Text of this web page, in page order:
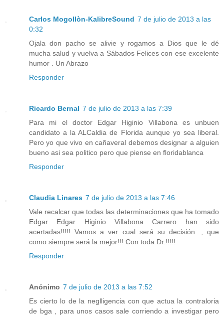
Carlos Mogollòn-KalibreSound 7 de julio de 2013 a las
0:32
Ojala don pacho se alivie y rogamos a Dios que le dé
mucha salud y vuelva a Sábados Felices con ese excelente
humor . Un Abrazo
Responder
Ricardo Bernal 7 de julio de 2013 a las 7:39
Para mi el doctor Edgar Higinio Villabona es unbuen
candidato a la ALCaldia de Florida aunque yo sea liberal.
Pero yo que vivo en cañaveral debemos designar a alguien
bueno asi sea politico pero que piense en floridablanca
Responder
Claudia Linares 7 de julio de 2013 a las 7:46
Vale recalcar que todas las determinaciones que ha tomado
Edgar Edgar Higinio Villabona Carrero han sido
acertadas!!!!! Vamos a ver cual será su decisión..., que
como siempre será la mejor!!! Con toda Dr.!!!!!
Responder
Anónimo 7 de julio de 2013 a las 7:52
Es cierto lo de la neglligencia con que actua la contraloria
de bga , para unos casos sale corriendo a investigar pero